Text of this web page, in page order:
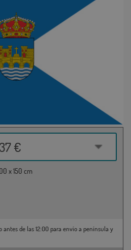
€
x 150 cm
de las 12:00 para envío a península y